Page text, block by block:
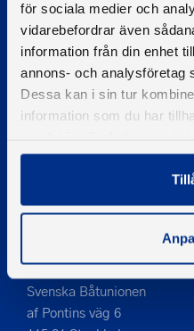
för sociala medier och
vidarebefordrar även
information från din enhet
annons- och analysföretag
Dessa kan i sin tur
information som du har
Information om cookies
PIGMENT WEBBYRÅ
Kontakta oss
08-545 859 60
Adress
Svenska Båtunionen
af Pontins väg 6